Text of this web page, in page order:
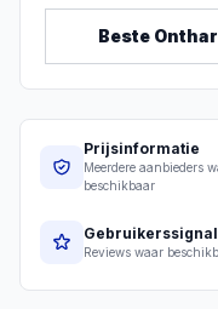
Beste
Prijsinformatie
Meerdere aanbieders
beschikbaar
Reviews waar